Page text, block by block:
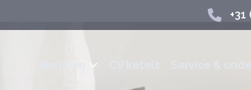
+31
Service &